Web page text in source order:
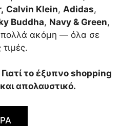
Calvin Klein, Adidas,
Buddha, Navy & Green,
πολλά ακόμη — όλα σε
το έξυπνο shopping
και απολαυστικό.